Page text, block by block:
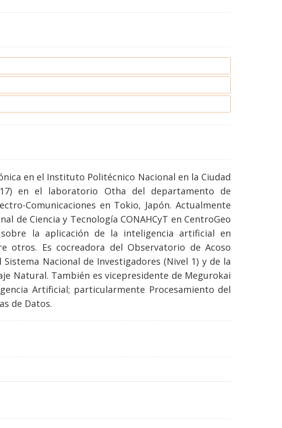
en el Instituto Politécnico Nacional en la Ciudad
en el laboratorio Otha del departamento de
Comunicaciones en Tokio, Japón. Actualmente
de Ciencia y Tecnología CONAHCyT en CentroGeo
la aplicación de la inteligencia artificial en
otros. Es cocreadora del Observatorio de Acoso
Nacional de Investigadores (Nivel 1) y de la
Natural. También es vicepresidente de Megurokai
Artificial; particularmente Procesamiento del
de Datos.